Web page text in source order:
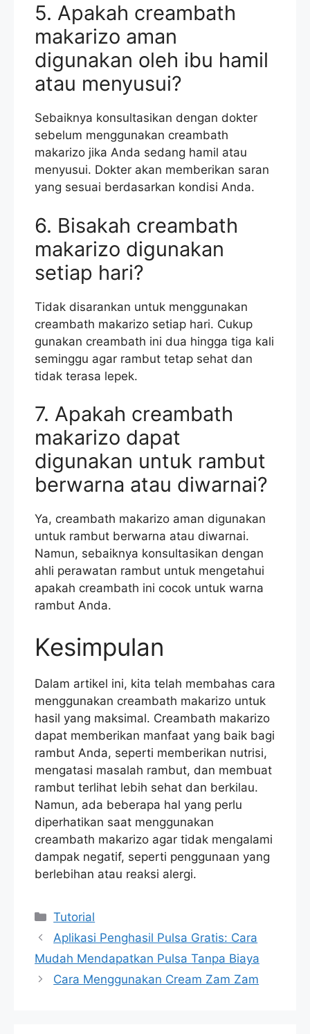
5. Apakah creambath
makarizo aman
digunakan oleh ibu hamil
atau menyusui?
Sebaiknya konsultasikan dengan dokter
sebelum menggunakan creambath
makarizo jika Anda sedang hamil atau
menyusui. Dokter akan memberikan saran
yang sesuai berdasarkan kondisi Anda.
6. Bisakah creambath
makarizo digunakan
setiap hari?
Tidak disarankan untuk menggunakan
creambath makarizo setiap hari. Cukup
gunakan creambath ini dua hingga tiga kali
seminggu agar rambut tetap sehat dan
tidak terasa lepek.
7. Apakah creambath
makarizo dapat
digunakan untuk rambut
berwarna atau diwarnai?
Ya, creambath makarizo aman digunakan
untuk rambut berwarna atau diwarnai.
Namun, sebaiknya konsultasikan dengan
ahli perawatan rambut untuk mengetahui
apakah creambath ini cocok untuk warna
rambut Anda.
Kesimpulan
Dalam artikel ini, kita telah membahas cara
menggunakan creambath makarizo untuk
hasil yang maksimal. Creambath makarizo
dapat memberikan manfaat yang baik bagi
rambut Anda, seperti memberikan nutrisi,
mengatasi masalah rambut, dan membuat
rambut terlihat lebih sehat dan berkilau.
Namun, ada beberapa hal yang perlu
diperhatikan saat menggunakan
creambath makarizo agar tidak mengalami
dampak negatif, seperti penggunaan yang
berlebihan atau reaksi alergi.
Categories
Tutorial
Aplikasi Penghasil Pulsa Gratis: Cara
Mudah Mendapatkan Pulsa Tanpa Biaya
Cara Menggunakan Cream Zam Zam